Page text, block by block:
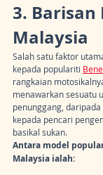
3. Barisan
Malaysia
Salah satu faktor
kepada populariti
rangkaian
menawarkan sesuatu
penunggang,
kepada pencari
basikal sukan.
Antara model
Malaysia ialah: